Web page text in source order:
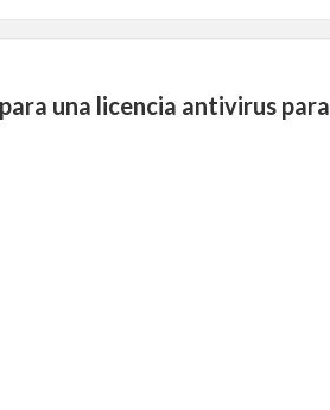
una licencia antivirus para